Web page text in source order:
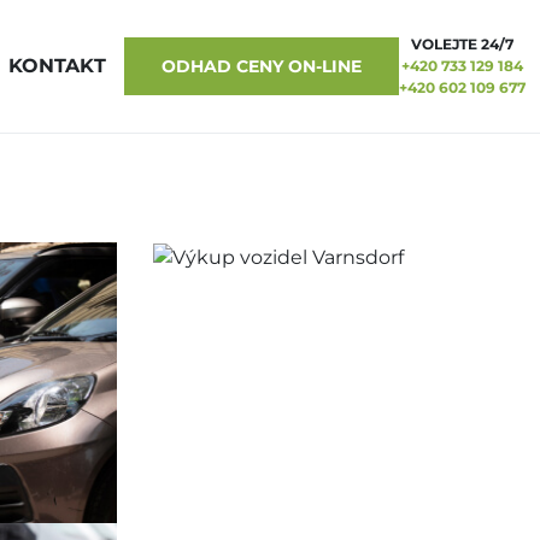
KONTAKT ODHAD CENY ON-LINE
VOLEJTE 24/7
+420 733 129 184
+420 602 109 677